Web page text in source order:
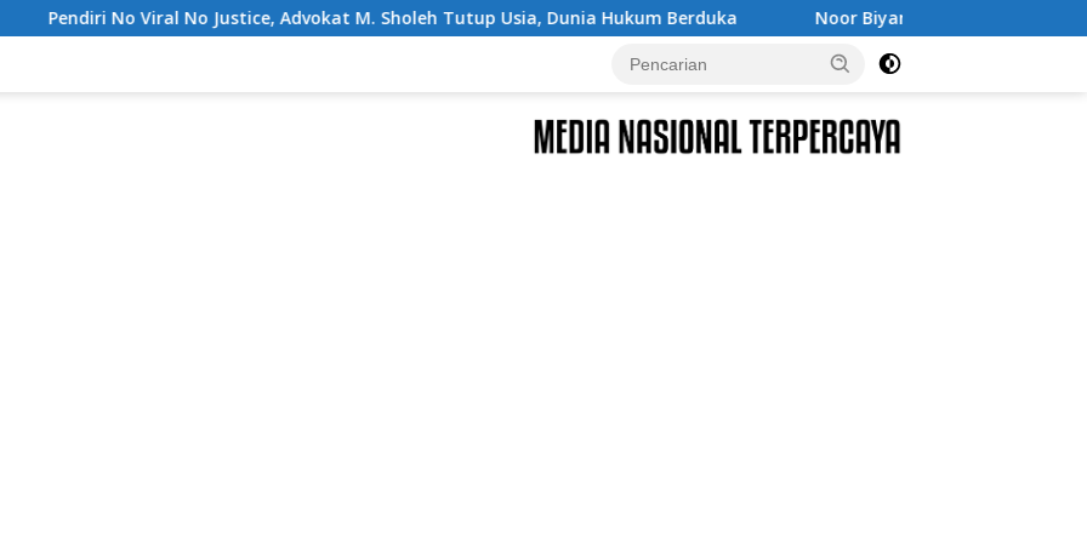
Advokat M. Sholeh Tutup Usia, Dunia Hukum Berduka Noor Biyanto Terpilih Aklamasi Pimpin BPC PERADIN